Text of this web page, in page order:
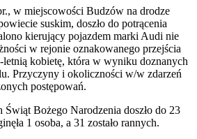
w miejscowości Budzów na drodze
suskim, doszło do potrącenia
kierujący pojazdem marki Audi nie
w rejonie oznakowanego przejścia
letnią kobietę, która w wyniku doznanych
Przyczyny i okoliczności w/w zdarzeń
postępowań.
Świąt Bożego Narodzenia doszło do 23
1 osoba, a 31 zostało rannych.